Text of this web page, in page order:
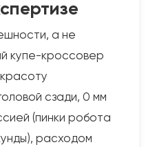
а не
купе-кроссовер
сзади, 0 мм
(пинки робота
расходом